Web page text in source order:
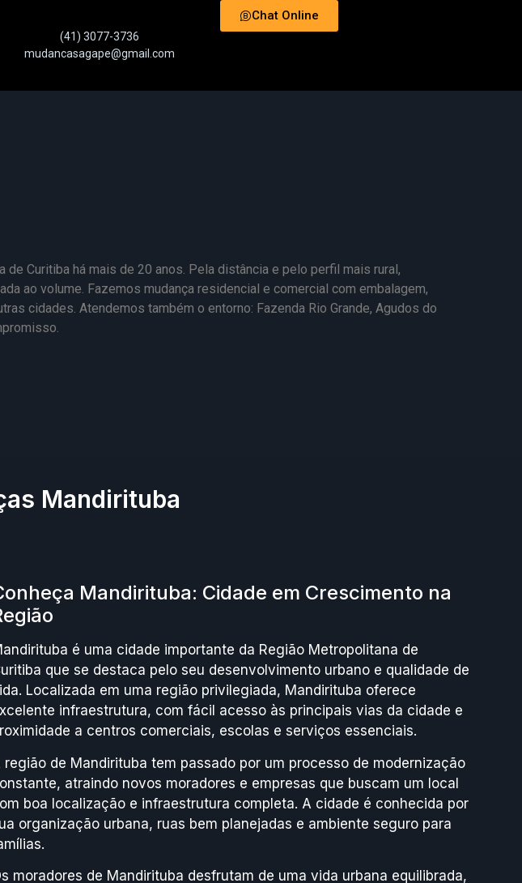
(41) 3077-3736
mudancasagape@gmail.com
Chat Online
Curitiba há mais de 20 anos. Pela distância e pelo perfil mais rural,
ao volume. Fazemos mudança residencial e comercial com embalagem,
cidades. Atendemos também o entorno: Fazenda Rio Grande, Agudos do
Mandirituba
Mandirituba: Cidade em Crescimento na
é uma cidade importante da Região Metropolitana de
que se destaca pelo seu desenvolvimento urbano e qualidade de
Localizada em uma região privilegiada, Mandirituba oferece
infraestrutura, com fácil acesso às principais vias da cidade e
a centros comerciais, escolas e serviços essenciais.
região de Mandirituba tem passado por um processo de modernização
atraindo novos moradores e empresas que buscam um local
boa localização e infraestrutura completa. A cidade é conhecida por
organização urbana, ruas bem planejadas e ambiente seguro para
moradores de Mandirituba desfrutam de uma vida urbana equilibrada,